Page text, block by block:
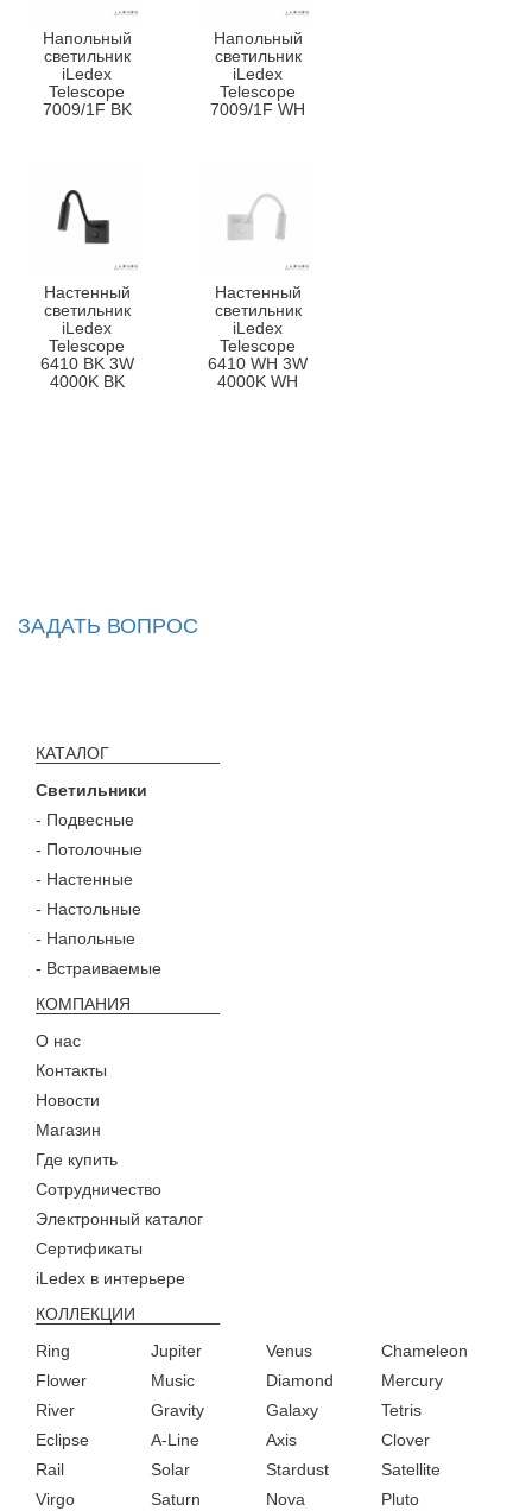
Напольный
светильник
iLedex
Telescope
7009/1F BK
Напольный
светильник
iLedex
Telescope
7009/1F WH
Настенный
светильник
iLedex
Telescope
6410 BK 3W
4000K BK
Настенный
светильник
iLedex
Telescope
6410 WH 3W
4000K WH
ЗАДАТЬ ВОПРОС
КАТАЛОГ
Светильники
- Подвесные
- Потолочные
- Настенные
- Настольные
- Напольные
- Встраиваемые
КОМПАНИЯ
О нас
Контакты
Новости
Магазин
Где купить
Сотрудничество
Электронный каталог
Сертификаты
iLedex в интерьере
КОЛЛЕКЦИИ
Ring
Flower
Jupiter
Music
Venus
Diamond
Chameleon
Mercury
River
Eclipse
Gravity
A-Line
Galaxy
Axis
Tetris
Clover
Rail
Virgo
Solar
Saturn
Stardust
Nova
Satellite
Pluto